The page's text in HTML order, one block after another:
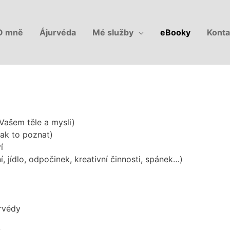
mně Ájurvéda Mé služby eBooky
těle a mysli)
to poznat)
jídlo, odpočinek, kreativní činnosti, spánek…)